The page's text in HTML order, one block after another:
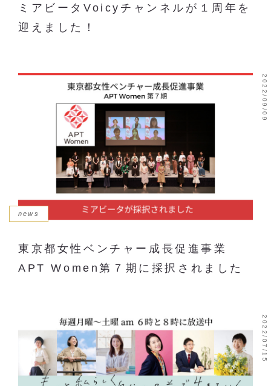
ミアビータVoicyチャンネルが１周年を
迎えました！
news
東京都女性ベンチャー成長促進事業
APT Women第７期に採択されました
2022/09/09
2022/07/15